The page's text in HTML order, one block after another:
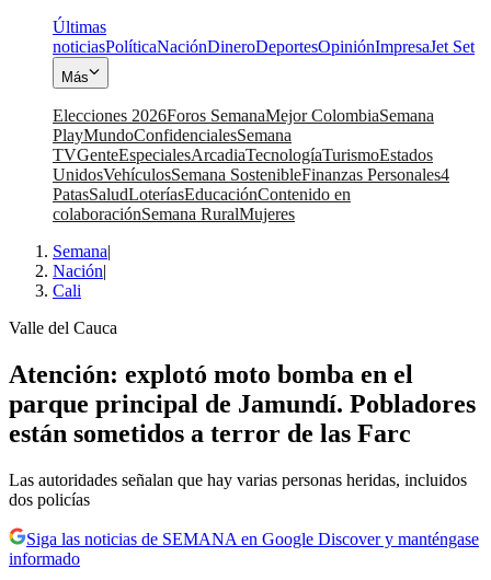
Últimas
noticiasPolíticaNaciónDineroDeportesOpiniónImpresaJet Set
Más
Elecciones 2026Foros SemanaMejor ColombiaSemana
PlayMundoConfidencialesSemana
TVGenteEspecialesArcadiaTecnologíaTurismoEstados
UnidosVehículosSemana SostenibleFinanzas Personales4
PatasSaludLoteríasEducaciónContenido en
colaboraciónSemana RuralMujeres
Semana|
Nación|
Cali
Valle del Cauca
Atención: explotó moto bomba en el
parque principal de Jamundí. Pobladores
están sometidos a terror de las Farc
Las autoridades señalan que hay varias personas heridas, incluidos
dos policías
Siga las noticias de SEMANA en Google Discover y manténgase
informado